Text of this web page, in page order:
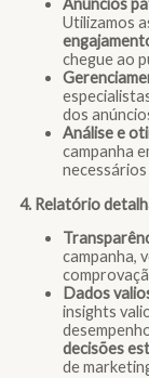
Anúncios
Utilizamos
chegue ao
dos
Análise e
campanha
4. Relatório
campanha,
Dados
insights
decisões
de